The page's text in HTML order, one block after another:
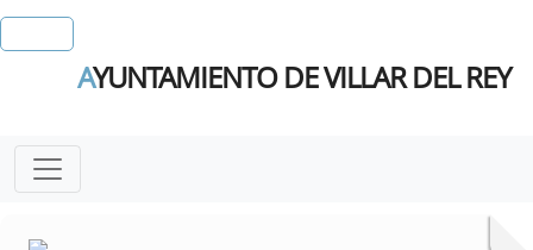
AYUNTAMIENTO DE VILLAR DEL REY